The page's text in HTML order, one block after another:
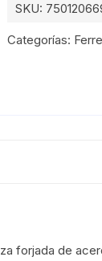
SKU:
Categorías:
forjada de